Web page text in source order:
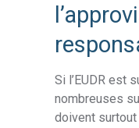
Si l’EUDR est
nombreuses
doivent surtout